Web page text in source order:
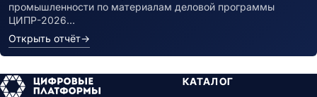
промышленности по материалам деловой программы
ЦИПР-2026…
Открыть отчёт→
КАТАЛОГ